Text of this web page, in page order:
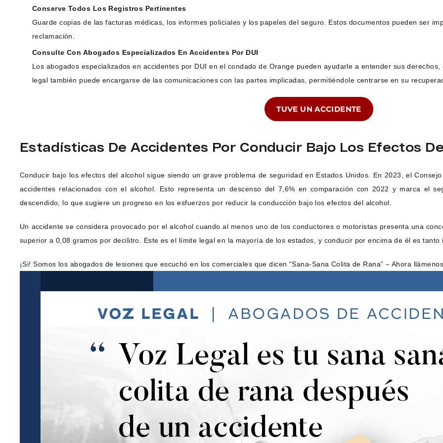
Conserve Todos Los Registros Pertinentes
Guarde copias de las facturas médicas, los informes policiales y los papeles del seguro. Estos documentos pueden ser
reclamación.
Consulte Con Abogados Especializados En Accidentes Por DUI
Los abogados especializados en accidentes por DUI en el condado de Orange pueden ayudarle a entender sus
legal también puede encargarse de las comunicaciones con las partes implicadas, permitiéndole centrarse en su
TUVE UN ACCIDENTE
Estadísticas De Accidentes Por Conducir Bajo Los Efectos
Conducir bajo los efectos del alcohol sigue siendo un grave problema de seguridad en Estados Unidos. En 2023, el
accidentes relacionados con el alcohol. Esto representa un descenso del 7,6% en comparación con 2022 y marca el
descendido, lo que sugiere un progreso en los esfuerzos por reducir la conducción bajo los efectos del alcohol.
Un accidente se considera provocado por el alcohol cuando al menos uno de los conductores o motoristas presenta una
superior a 0,08 gramos por decilitro. Este es el límite legal en la mayoría de los estados, y conducir por encima de él es
¡Si! Somos los abogados de lesiones que escuchó en los comerciales que dicen “Sana-Sana Colita de Rana” – Ahora